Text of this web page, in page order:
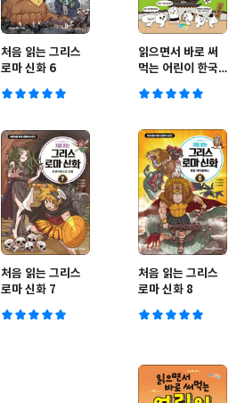
처음 읽는 그리스
로마 신화 6
읽으면서 바로 써
먹는 어린이 한국
처음 읽는 그리스
로마 신화 7
처음 읽는 그리스
로마 신화 8